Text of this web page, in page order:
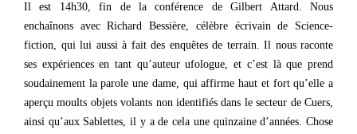
Il est 14h30, fin de la conférence de Gilbert Attard. Nous
enchaînons avec Richard Bessière, célèbre écrivain de Science-
fiction, qui lui aussi à fait des enquêtes de terrain. Il nous raconte
ses expériences en tant qu’auteur ufologue, et c’est là que prend
soudainement la parole une dame, qui affirme haut et fort qu’elle a
aperçu moults objets volants non identifiés dans le secteur de Cuers,
ainsi qu’aux Sablettes, il y a de cela une quinzaine d’années. Chose